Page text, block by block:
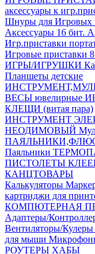
аксесcуары к
Шнуры для Игровых
Аксессуары 16 бит.
Игр.приставки
Игровые приставки
ИГРЫ/ИГРУШКИ
Планшеты детские
ВЕСЫ ювелирные
КЛЕЩИ (витая пара)
ИНСТРУМЕНТ
НЕОДИМОВЫЙ
Паяльники
ПИСТОЛЕТЫ
КАНЦТОВАРЫ
Калькуляторы
картриджи для
КОМПЮТЕРНАЯ
Адаптеры/
Вентиляторы/Кулеры
для мыши
РОУТЕРЫ ХАБЫ